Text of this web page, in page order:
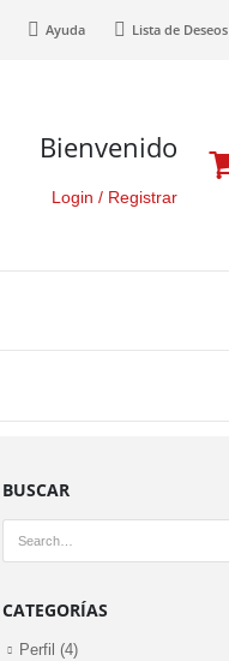
Ayuda Lista de Deseos
Bienvenido
Login / Registrar
BUSCAR
CATEGORÍAS
Perfil (4)